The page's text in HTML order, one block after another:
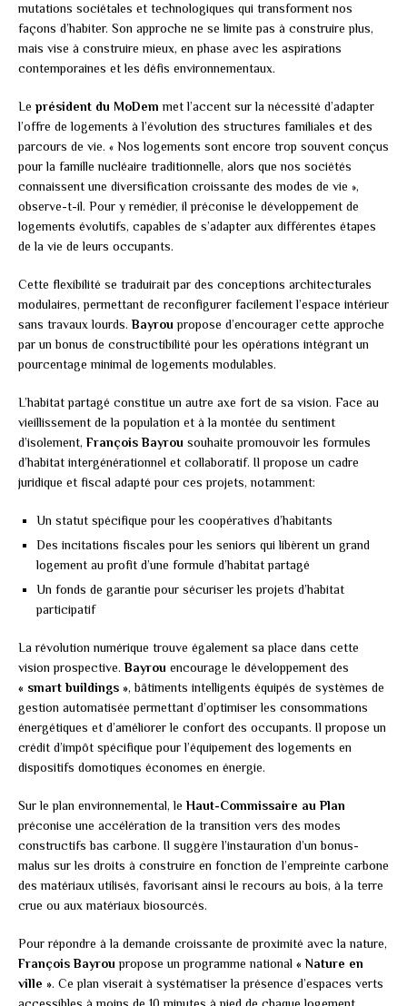
mutations sociétales et technologiques qui transforment nos
façons d’habiter. Son approche ne se limite pas à construire plus,
mais vise à construire mieux, en phase avec les aspirations
contemporaines et les défis environnementaux.
Le président du MoDem met l’accent sur la nécessité d’adapter
l’offre de logements à l’évolution des structures familiales et des
parcours de vie. « Nos logements sont encore trop souvent conçus
pour la famille nucléaire traditionnelle, alors que nos sociétés
connaissent une diversification croissante des modes de vie »,
observe-t-il. Pour y remédier, il préconise le développement de
logements évolutifs, capables de s’adapter aux différentes étapes
de la vie de leurs occupants.
Cette flexibilité se traduirait par des conceptions architecturales
modulaires, permettant de reconfigurer facilement l’espace intérieur
sans travaux lourds.Bayrou propose d’encourager cette approche
par un bonus de constructibilité pour les opérations intégrant un
pourcentage minimal de logements modulables.
L’habitat partagé constitue un autre axe fort de sa vision. Face au
vieillissement de la population et à la montée du sentiment
d’isolement, François Bayrou souhaite promouvoir les formules
d’habitat intergénérationnel et collaboratif. Il propose un cadre
juridique et fiscal adapté pour ces projets, notamment:
Un statut spécifique pour les coopératives d’habitants
Des incitations fiscales pour les seniors qui libèrent un grand
logement au profit d’une formule d’habitat partagé
Un fonds de garantie pour sécuriser les projets d’habitat
participatif
La révolution numérique trouve également sa place dans cette
vision prospective.Bayrou encourage le développement des
« smart buildings », bâtiments intelligents équipés de systèmes de
gestion automatisée permettant d’optimiser les consommations
énergétiques et d’améliorer le confort des occupants. Il propose un
crédit d’impôt spécifique pour l’équipement des logements en
dispositifs domotiques économes en énergie.
Sur le plan environnemental, leHaut-Commissaire au Plan
préconise une accélération de la transition vers des modes
constructifs bas carbone. Il suggère l’instauration d’un bonus-
malus sur les droits à construire en fonction de l’empreinte carbone
des matériaux utilisés, favorisant ainsi le recours au bois, à la terre
crue ou aux matériaux biosourcés.
Pour répondre à la demande croissante de proximité avec la nature,
François Bayrou propose un programme national « Nature en
ville ». Ce plan viserait à systématiser la présence d’espaces verts